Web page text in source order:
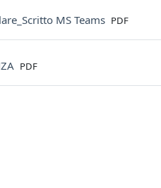
MS Teams File
PDF
File
PDF